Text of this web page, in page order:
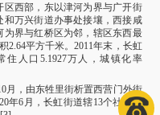
西部，东以津河为界与广开街
万兴街道办事处接壤，西接咸
界与红桥区为邻，辖区东西最
2.64平方千米。2011年末，长虹
住人口5.1927万人，城镇化率
月，由东牲里街析置西营门外街
年6月，长虹街道辖13个社区，